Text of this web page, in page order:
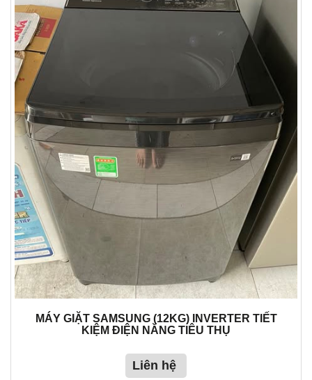
MÁY GIẶT SAMSUNG (12KG) INVERTER TIẾT
KIỆM ĐIỆN NĂNG TIÊU THỤ
Liên hệ